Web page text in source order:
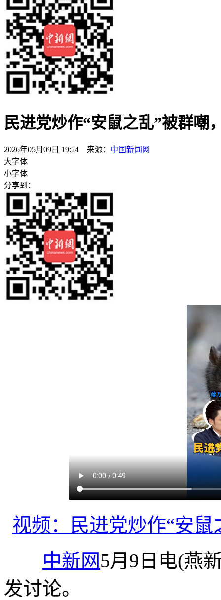
民进党炒作“安鼠之乱”被群嘲
2026年05月09日 19:24 来源： 中国新闻网
大字体
小字体
分享到：
视频：民进党炒作“安鼠
中新网5月9日电(燕
发讨论。